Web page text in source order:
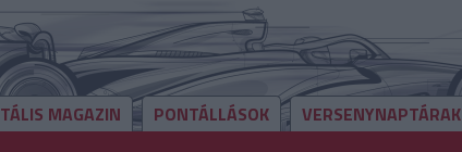
MAGAZIN PONTÁLLÁSOK VERSENYNAPTÁRAK